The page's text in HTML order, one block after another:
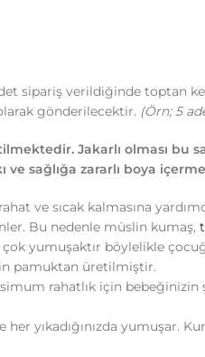
sipariş verildiğinde toptan
gönderilecektir. (Örn; 5
Jakarlı olması
sağlığa zararlı boya
ve sıcak kalmasına
Bu nedenle müslin kumaş,
yumuşaktır böylelikle
pamuktan üretilmiştir.
rahatlık için
her yıkadığınızda